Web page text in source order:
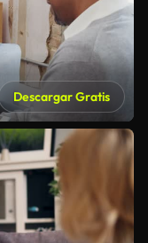
Descargar Gratis